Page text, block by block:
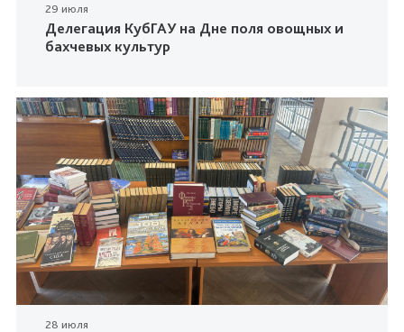
29 июля
Делегация КубГАУ на Дне поля овощных и
бахчевых культур
28 июля